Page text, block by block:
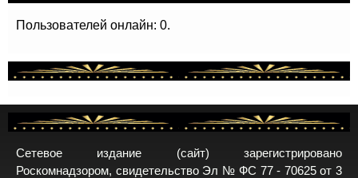
Пользователей онлайн: 0.
Сетевое издание (сайт) зарегистрировано
Роскомнадзором, свидетельство Эл № ФС 77 - 70625 от 3